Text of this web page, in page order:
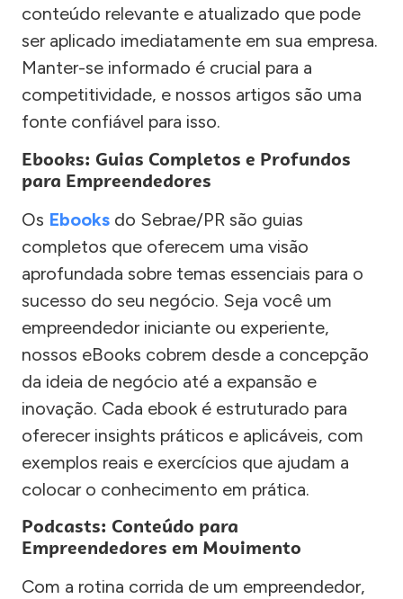
conteúdo relevante e atualizado que pode
ser aplicado imediatamente em sua empresa.
Manter-se informado é crucial para a
competitividade, e nossos artigos são uma
fonte confiável para isso.
Ebooks: Guias Completos e Profundos
para Empreendedores
Os Ebooks do Sebrae/PR são guias
completos que oferecem uma visão
aprofundada sobre temas essenciais para o
sucesso do seu negócio. Seja você um
empreendedor iniciante ou experiente,
nossos eBooks cobrem desde a concepção
da ideia de negócio até a expansão e
inovação. Cada ebook é estruturado para
oferecer insights práticos e aplicáveis, com
exemplos reais e exercícios que ajudam a
colocar o conhecimento em prática.
Podcasts: Conteúdo para
Empreendedores em Movimento
Com a rotina corrida de um empreendedor,